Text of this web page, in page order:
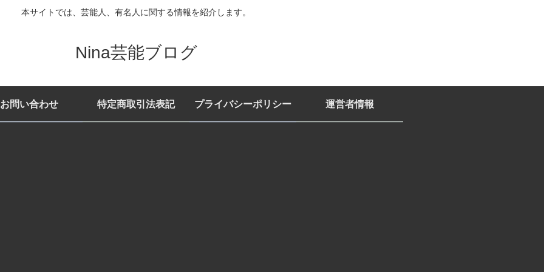
本サイトでは、芸能人、有名人に関する情報を紹介します。
Nina芸能ブログ
お問い合わせ 特定商取引法表記 プライバシーポリシー 運営者情報